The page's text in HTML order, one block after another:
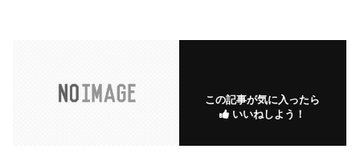
この記事が気に入ったら
いいねしよう！